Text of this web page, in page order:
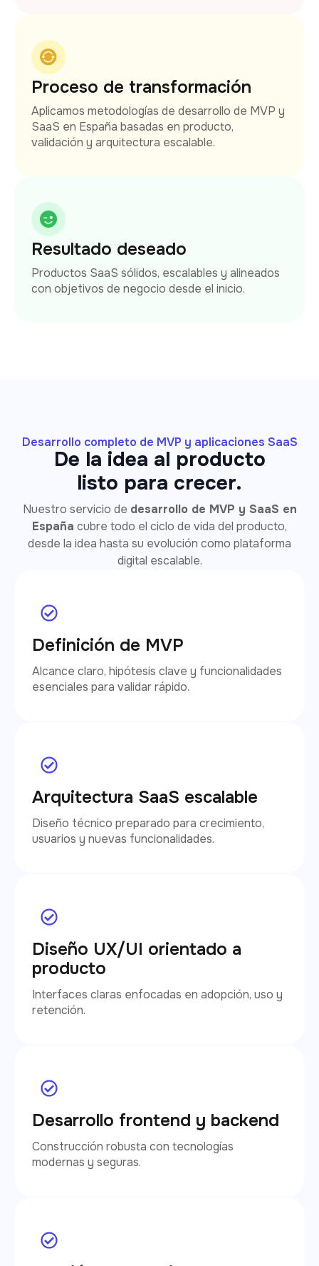
Proceso de transformación
Aplicamos metodologías de desarrollo de MVP y
SaaS en España basadas en producto,
validación y arquitectura escalable.
Resultado deseado
Productos SaaS sólidos, escalables y alineados
con objetivos de negocio desde el inicio.
Desarrollo completo de MVP y aplicaciones SaaS
De la idea al producto
listo para crecer.
Nuestro servicio de desarrollo de MVP y SaaS en
España cubre todo el ciclo de vida del producto,
desde la idea hasta su evolución como plataforma
digital escalable.
Definición de MVP
Alcance claro, hipótesis clave y funcionalidades
esenciales para validar rápido.
Arquitectura SaaS escalable
Diseño técnico preparado para crecimiento,
usuarios y nuevas funcionalidades.
Diseño UX/UI orientado a
producto
Interfaces claras enfocadas en adopción, uso y
retención.
Desarrollo frontend y backend
Construcción robusta con tecnologías
modernas y seguras.